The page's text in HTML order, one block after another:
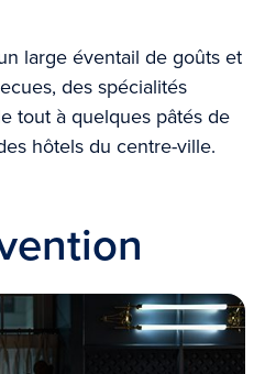
large éventail de goûts et
des spécialités
tout à quelques pâtés de
hôtels du centre-ville.